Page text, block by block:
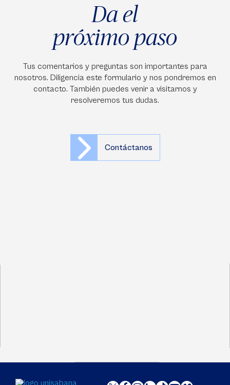
Da el
próximo paso
Tus comentarios y preguntas son importantes para
nosotros. Diligencia este formulario y nos pondremos en
contacto. También puedes venir a visitarnos y
resolveremos tus dudas.
Contáctanos